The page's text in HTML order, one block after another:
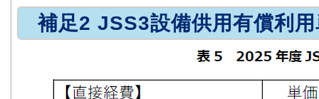
補足2 JSS3設備供用有償利